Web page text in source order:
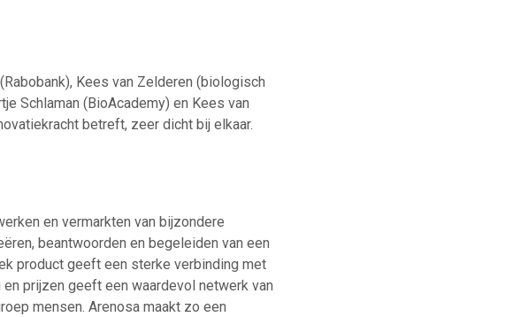
Kees van Zelderen (biologisch
Schlaman (BioAcademy) en Kees van
betreft, zeer dicht bij elkaar.
en vermarkten van bijzondere
beantwoorden en begeleiden van een
product geeft een sterke verbinding met
prijzen geeft een waardevol netwerk van
mensen. Arenosa maakt zo een